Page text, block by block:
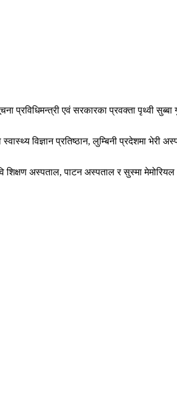
प्रविधिमन्त्री एवं सरकारका प्रवक्ता पृथ्वी
विज्ञान प्रतिष्ठान, लुम्बिनी प्रदेशमा भेरी
शिक्षण अस्पताल, पाटन अस्पताल र सुस्मा